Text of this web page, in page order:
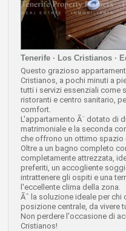
Tenerife · Los Cristianos ·
Questo grazioso
Cristianos, a pochi minuti a
tutti i servizi essenziali come
ristoranti e centro sanitario,
comfort.
L'appartamento Ã¨ dotato di
matrimoniale e la seconda
che offrono un ottimo spazio
Oltre a un bagno completo
completamente attrezzata,
preferiti, un accogliente
intrattenere gli ospiti e una
l'eccellente clima della zona.
Ãˆ la soluzione ideale per chi
posizione centrale, da vivere
Non perdere l'occasione di
Cristianos!